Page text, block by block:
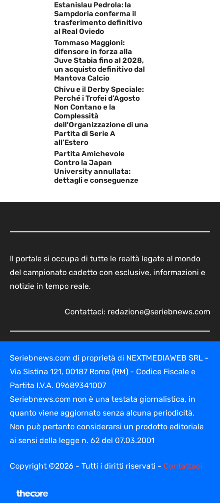
Estanislau Pedrola: la
Sampdoria conferma il
trasferimento definitivo
al Real Oviedo
Tommaso Maggioni:
difensore in forza alla
Juve Stabia fino al 2028,
un acquisto definitivo dal
Mantova Calcio
Chivu e il Derby Speciale:
Perché i Trofei d’Agosto
Non Contano e la
Complessità
dell’Organizzazione di una
Partita di Serie A
all’Estero
Partita Amichevole
Contro la Japan
University annullata:
dettagli e conseguenze
Il portale si occupa di tutte le realtà legate al mondo
del campionato cadetto con esclusive, informazioni e
notizie in tempo reale.
Contattaci: redazione@seriebnews.com
Seriebnews.com di proprietà di NEXTMEDIAWEB SRL -
Via Sistina 121, 00187 Roma (RM) - Codice Fiscale e
Partita I.V.A. 09689341007
Seriebnews.com non è una testata giornalistica, in
quanto viene aggiornato senza alcuna periodicità.
Non può pertanto considerarsi un prodotto editoriale
ai sensi della legge n. 62 del 07.03.2001
Copyright ©2026 - Tutti i diritti riservati - Contattaci